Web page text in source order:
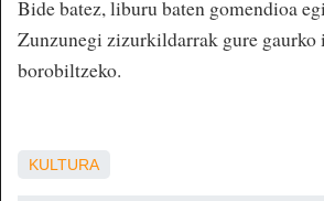
Bide batez, liburu baten gomendioa
Zunzunegi zizurkildarrak gure gaurko
borobiltzeko.
KULTURA